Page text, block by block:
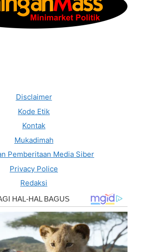
Disclaimer
Kode Etik
Kontak
Mukadimah
Pemberitaan Media Siber
Privacy Police
Redaksi